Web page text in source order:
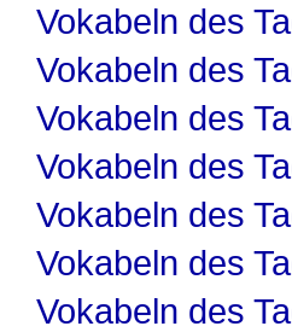
Vokabeln des
Vokabeln des
Vokabeln des
Vokabeln des
Vokabeln des
Vokabeln des
Vokabeln des